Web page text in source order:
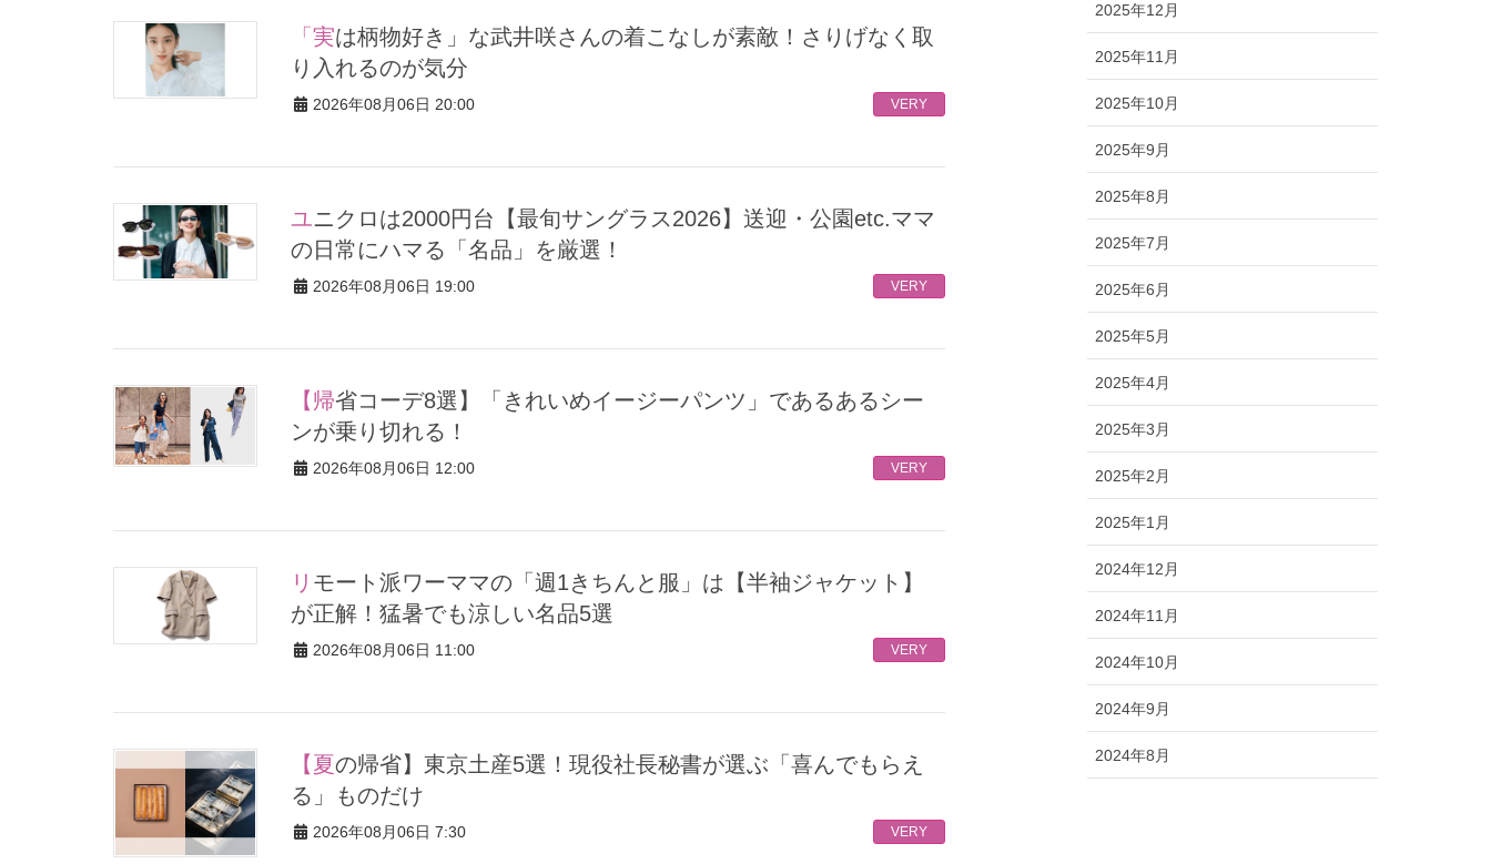
「実は柄物好き」な武井咲さんの着こなしが素敵！さりげなく取
り入れるのが気分
2026年08月06日 20:00 VERY
ユニクロは2000円台【最旬サングラス2026】送迎・公園etc.ママ
の日常にハマる「名品」を厳選！
2026年08月06日 19:00 VERY
【帰省コーデ8選】「きれいめイージーパンツ」であるあるシー
ンが乗り切れる！
2026年08月06日 12:00 VERY
リモート派ワーママの「週1きちんと服」は【半袖ジャケット】
が正解！猛暑でも涼しい名品5選
2026年08月06日 11:00 VERY
【夏の帰省】東京土産5選！現役社長秘書が選ぶ「喜んでもらえ
る」ものだけ
2026年08月06日 7:30 VERY
2025年12月
2025年11月
2025年10月
2025年9月
2025年8月
2025年7月
2025年6月
2025年5月
2025年4月
2025年3月
2025年2月
2025年1月
2024年12月
2024年11月
2024年10月
2024年9月
2024年8月